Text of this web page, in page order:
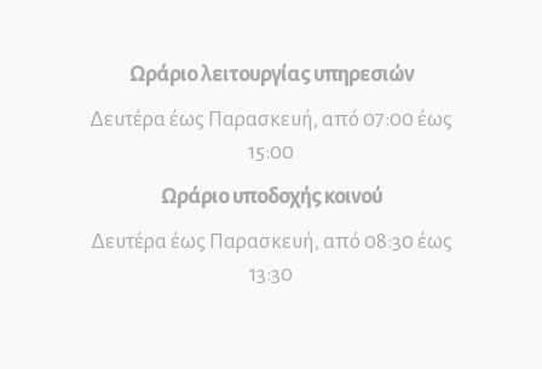
Ωράριο λειτουργίας υπηρεσιών
Δευτέρα έως Παρασκευή, από 07:00 έως
15:00
Ωράριο υποδοχής κοινού
Δευτέρα έως Παρασκευή, από 08:30 έως
13:30